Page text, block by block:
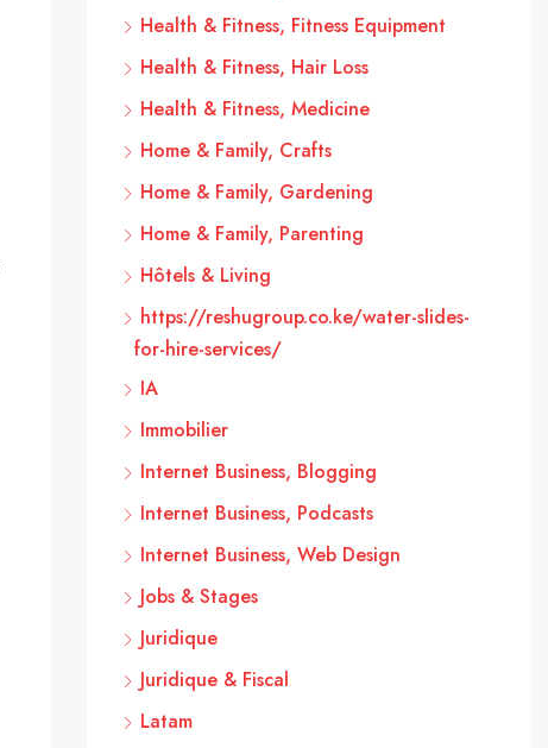
Health & Fitness, Fitness Equipment
Health & Fitness, Hair Loss
Health & Fitness, Medicine
Home & Family, Crafts
Home & Family, Gardening
Home & Family, Parenting
Hôtels & Living
https://reshugroup.co.ke/water-slides-
for-hire-services/
IA
Immobilier
Internet Business, Blogging
Internet Business, Podcasts
Internet Business, Web Design
Jobs & Stages
Juridique
Juridique & Fiscal
Latam